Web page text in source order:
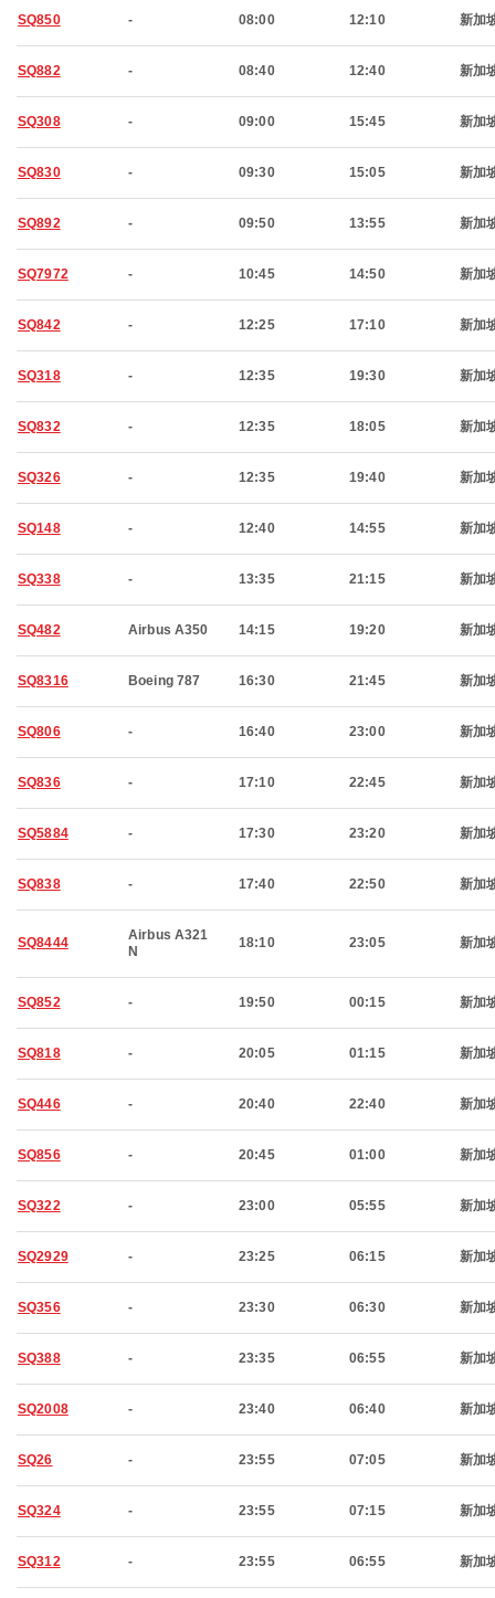
SQ850 - 08:00 12:10 新加
SQ882 - 08:40 12:40 新加
SQ308 - 09:00 15:45 新加
SQ830 - 09:30 15:05 新加
SQ892 - 09:50 13:55 新加
SQ7972 - 10:45 14:50 新加
SQ842 - 12:25 17:10 新加
SQ318 - 12:35 19:30 新加
SQ832 - 12:35 18:05 新加
SQ326 - 12:35 19:40 新加
SQ148 - 12:40 14:55 新加
SQ338 - 13:35 21:15 新加
SQ482 Airbus A350 14:15 19:20 新加
SQ8316 Boeing 787 16:30 21:45 新加
SQ806 - 16:40 23:00 新加
SQ836 - 17:10 22:45 新加
SQ5884 - 17:30 23:20 新加
SQ838 - 17:40 22:50 新加
SQ8444
Airbus A321
N
18:10 23:05 新加
SQ852 - 19:50 00:15 新加
SQ818 - 20:05 01:15 新加
SQ446 - 20:40 22:40 新加
SQ856 - 20:45 01:00 新加
SQ322 - 23:00 05:55 新加
SQ2929 - 23:25 06:15 新加
SQ356 - 23:30 06:30 新加
SQ388 - 23:35 06:55 新加
SQ2008 - 23:40 06:40 新加
SQ26 - 23:55 07:05 新加
SQ324 - 23:55 07:15 新加
SQ312 - 23:55 06:55 新加